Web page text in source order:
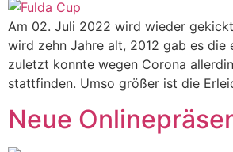
Am 02. Juli 2022 wird wieder
wird zehn Jahre alt, 2012 gab es die
zuletzt konnte wegen Corona
stattfinden. Umso größer ist die
Neue